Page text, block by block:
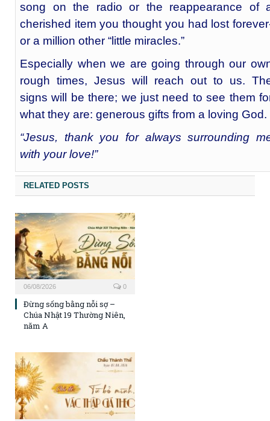
song on the radio or the reappearance of
cherished item you thought you had lost
or a million other “little miracles.”
Especially when we are going through our
rough times, Jesus will reach out to us.
signs will be there; we just need to see them
what they are: generous gifts from a loving God.
“Jesus, thank you for always surrounding
with your love!”
RELATED POSTS
06/08/2026 0
Đừng sống bằng nỗi sợ –
Chúa Nhật 19 Thường Niên,
năm A